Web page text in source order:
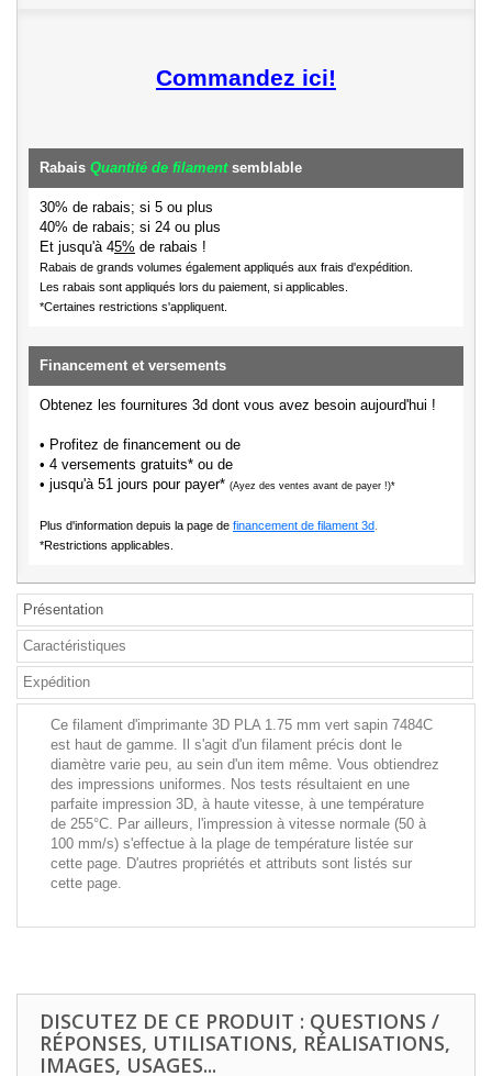
Commandez ici!
Rabais Quantité de filamentsemblable
30% de rabais; si 5 ou plus
40% de rabais; si 24 ou plus
Et jusqu'à 45% de rabais !
Rabais de grands volumes également appliqués aux frais d'expédition.
Les rabais sont appliqués lors du paiement, si applicables.
*Certaines restrictions s'appliquent.
Financement et versements
Obtenez les fournitures 3d dont vous avez besoin aujourd'hui !
• Profitez de financement ou de
• 4 versements gratuits* ou de
• jusqu'à 51 jours pour payer* (Ayez des ventes avant de payer !)*
Plus d'information depuis la page de financement de filament 3d
*Restrictions applicables.
Présentation
Caractéristiques
Expédition
Ce filament d'imprimante 3D PLA 1.75 mm vert sapin 7484C
est haut de gamme. Il s'agit d'un filament précis dont le
diamètre varie peu, au sein d'un item même. Vous obtiendrez
des impressions uniformes. Nos tests résultaient en une
parfaite impression 3D, à haute vitesse, à une température
de 255°C. Par ailleurs, l'impression à vitesse normale (50 à
100 mm/s) s'effectue à la plage de température listée sur
cette page. D'autres propriétés et attributs sont listés sur
cette page.
DISCUTEZ DE CE PRODUIT : QUESTIONS /
RÉPONSES, UTILISATIONS, RÉALISATIONS,
IMAGES, USAGES...